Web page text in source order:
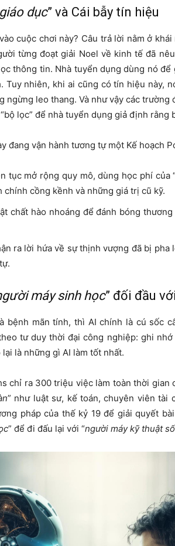
dục” và Cái bẫy tín hiệu
cuộc chơi này? Câu trả lời nằm ở
từng đoạt giải Noel về kinh tế đã
thông tin. Nhà tuyển dụng dùng nó
Tuy nhiên, khi ai cũng có tín hiệu này,
ngừng leo thang. Và như vậy các trường
lọc” để nhà tuyển dụng giả định rằng
đang vận hành tương tự một Kế hoạch
tục mở rộng quy mô, dùng học phí của
chính cồng kềnh và những giá trị cũ kỹ.
chất hào nhoáng để đánh bóng
ra lời hứa về sự thịnh vượng đã bị pha
máy sinh học” đối đầu
bệnh mãn tính, thì AI chính là cú sốc
tư duy thời đại công nghiệp: ghi
là những gì AI làm tốt nhất.
chỉ ra 300 triệu việc làm toàn thời gian
” như luật sư, kế toán, chuyên viên tài
pháp của thế kỷ 19 để giải quyết
” để đi đấu lại với “người máy kỹ thuật số